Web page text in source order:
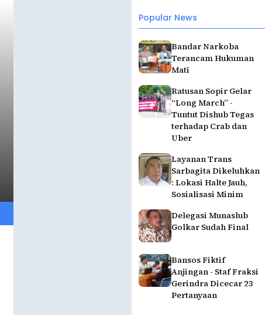
Popular News
Bandar Narkoba
Terancam Hukuman
Mati
Ratusan Sopir Gelar
“Long March” -
Tuntut Dishub Tegas
terhadap Crab dan
Uber
Layanan Trans
Sarbagita Dikeluhkan
: Lokasi Halte Jauh,
Sosialisasi Minim
Delegasi Munaslub
Golkar Sudah Final
Bansos Fiktif
Anjingan - Staf Fraksi
Gerindra Dicecar 23
Pertanyaan